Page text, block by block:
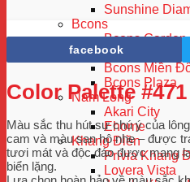
Sunshine
Bcons
Bcons Garden
Bcons Green
Bcons Miền
Bcons Plaza
Nam Long
Akari City
Ehome
Khang Điền
Privia Khang
Lovera Vista
facebook
Color Palette #471
Màu sắc thu hút sự chú ý của
cam và màu san hô nhẹ – được
tươi mát và độc đáo được mang
biển lặng.